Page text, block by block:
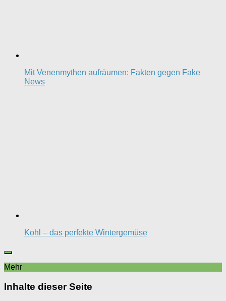
Mit Venenmythen aufräumen: Fakten gegen Fake
News
Kohl – das perfekte Wintergemüse
Mehr
Inhalte dieser Seite